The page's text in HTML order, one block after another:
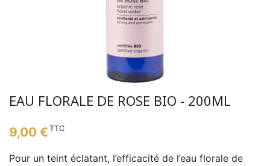
EAU FLORALE DE ROSE BIO - 200ML
9,00 € TTC
Pour un teint éclatant, l’efficacité de l’eau florale de